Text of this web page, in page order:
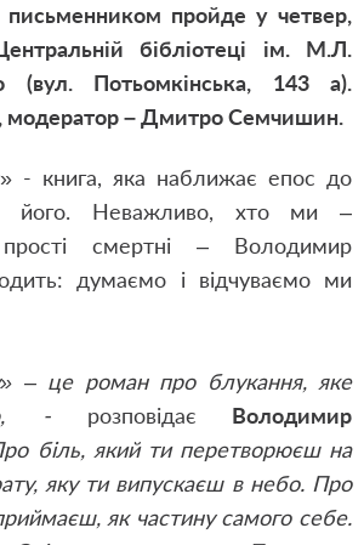
письменником пройде у четвер,
бібліотеці ім. М.Л.
(вул. Потьомкінська, 143 а).
модератор – Дмитро Семчишин.
- книга, яка наближає епос до
його. Неважливо, хто ми –
смертні – Володимир
думаємо і відчуваємо ми
– це роман про блукання, яке
- розповідає Володимир
біль, який ти перетворюєш на
яку ти випускаєш в небо. Про
як частину самого себе.